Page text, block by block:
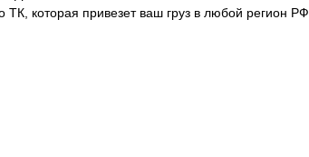
ТК, которая привезет ваш груз в любой регион РФ